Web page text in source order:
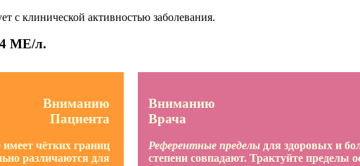
с клинической активностью заболевания.
МЕ/л.
Вниманию
Пациента
чётких границ
различаются для
Вниманию
Врача
Референтные пределы для здоровых и
степени совпадают. Трактуйте пределы